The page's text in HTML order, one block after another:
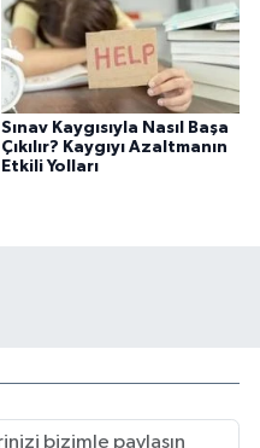
Sınav Kaygısıyla Nasıl Başa
Çıkılır? Kaygıyı Azaltmanın
Etkili Yolları